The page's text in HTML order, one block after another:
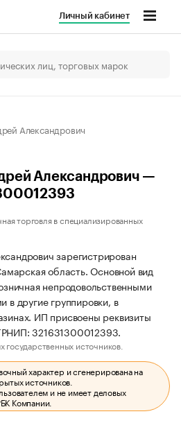
Личный кабинет
Александрович
Александрович —
торговля в специализированных
зарегистрирован
область. Основной вид
непродовольственными
другие группировки, в
ИП присвоены реквизиты
321631300012393.
источников.
характер и сгенерирована на
источников.
и не имеет деловых
Компании.